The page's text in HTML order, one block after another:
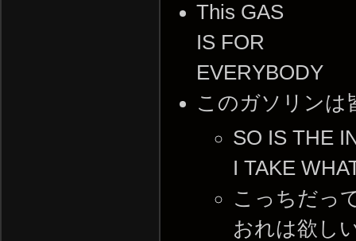
This GAS
IS FOR
EVERYBODY
このガソリンは
SO IS THE
I TAKE
こっちだっ
おれは欲し